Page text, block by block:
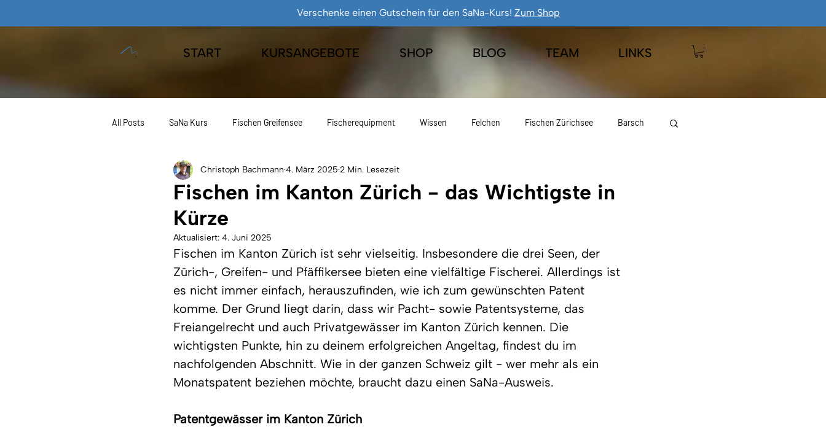
Verschenke einen Gutschein für den SaNa-Kurs! Zum Shop
START KURSANGEBOTE SHOP BLOG TEAM LINKS
All Posts SaNa Kurs Fischen Greifensee Fischerequipment Wissen Felchen Fischen Zürichsee Barsch
JAEGER Fishing Angeln Europa Eisfischen Geschenkideen
Fischen im Kanton Zürich - das Wichtigste in
Kürze
Christoph Bachmann 4. März 2025 2 Min. Lesezeit
Aktualisiert: 4. Juni 2025
Fischen im Kanton Zürich ist sehr vielseitig. Insbesondere die drei Seen, der
Zürich-, Greifen- und Pfäffikersee bieten eine vielfältige Fischerei. Allerdings ist
es nicht immer einfach, herauszufinden, wie ich zum gewünschten Patent
komme. Der Grund liegt darin, dass wir Pacht- sowie Patentsysteme, das
Freiangelrecht und auch Privatgewässer im Kanton Zürich kennen. Die
wichtigsten Punkte, hin zu deinem erfolgreichen Angeltag, findest du im
nachfolgenden Abschnitt. Wie in der ganzen Schweiz gilt - wer mehr als ein
Monatspatent beziehen möchte, braucht dazu einen SaNa-Ausweis.
Patentgewässer im Kanton Zürich